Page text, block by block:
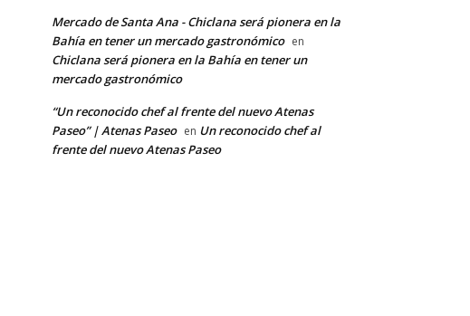
Mercado de Santa Ana - Chiclana será pionera en la
Bahía en tener un mercado gastronómico en
Chiclana será pionera en la Bahía en tener un
mercado gastronómico
“Un reconocido chef al frente del nuevo Atenas
Paseo” | Atenas Paseo en Un reconocido chef al
frente del nuevo Atenas Paseo